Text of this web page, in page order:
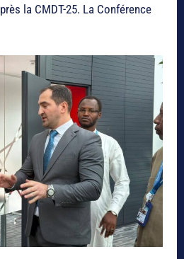
la CMDT-25. La Conférence